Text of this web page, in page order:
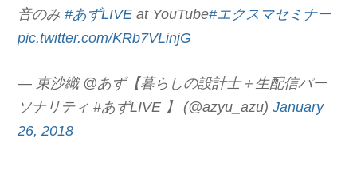
音のみ#あずLIVE at YouTube#エクスマセミナー
pic.twitter.com/KRb7VLinjG
— 東沙織 @あず【暮らしの設計士＋生配信パー
ソナリティ #あずLIVE 】 (@azyu_azu)January
26, 2018